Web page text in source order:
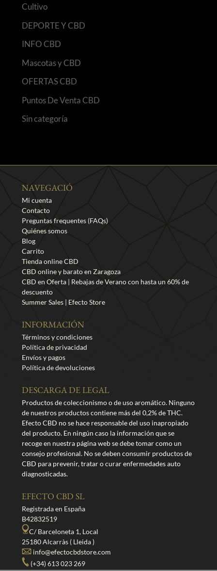
Cultivo
DEPORTE Y CBD
INFO CBD
Mascotas y CBD
OFERTAS CBD
Puntos De Venta CBD
Sin categoría
NAVEGACIÓ
Mi cuenta
Contacto
Preguntas frequentes (FAQs)
Quiénes somos
Blog
Carrito
Tienda online CBD
CBD online y barato en Zaragoza
CBD en Oferta | Rebajas de Verano con hasta un 60% de
descuento
Summer Sales | Efecto Store
INFORMACIÓN
Términos y condiciones
Política de privacidad
Envíos y pagos
Política de devoluciones
DESCARGA DE LEGAL
Productos de coleccionismo o de uso aromático. Ninguno
de nuestros productos contiene más del 0,2% de THC.
Efecto CBD no se hace responsable del uso inapropiado
del producto. En ningún caso la información que se
recoge en nuestra página web se debe tomar como un
consejo profesional. No se deben consumir productos de
CBD para prevenir, tratar o curar enfermedades auto
diagnosticadas.
EFECTO CBD SL
Registrada en España
B42832519
C/ Barceloneta 1, Local
25180 Alcarràs ( Lleida )
info@efectocbdstore.com
(+34) 613 023 269